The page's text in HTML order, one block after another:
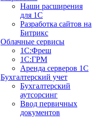
Наши расширения
для 1С
Разработка сайтов на
Битрикс
Облачные сервисы
1С:Фреш
1С:ГРМ
Аренда серверов 1С
Бухгалтерский учет
Бухгалтерский
аутсорсинг
Ввод первичных
документов